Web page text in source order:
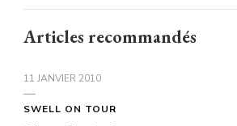
Articles recommandés
11 JANVIER 2010
SWELL ON TOUR